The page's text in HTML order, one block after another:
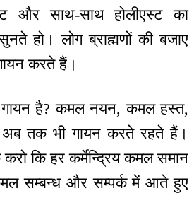
और साथ-साथ होलीएस्ट का
हो। लोग ब्राह्मणों की बजाए
करते हैं।
गायन है? कमल नयन, कमल हस्त,
तक भी गायन करते रहते हैं।
कि हर कर्मेन्द्रिय कमल समान
सम्बन्ध और सम्पर्क में आते हुए